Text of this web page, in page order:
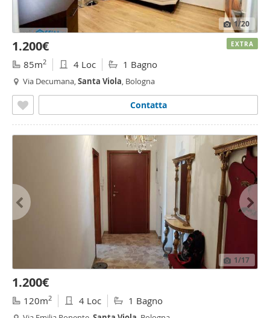
1/20
1.200€
85m2 4 Loc 1 Bagno
Via Decumana,Santa Viola, Bologna
Contatta
EXTRA
1/17
1.200€
120m2 4 Loc 1 Bagno